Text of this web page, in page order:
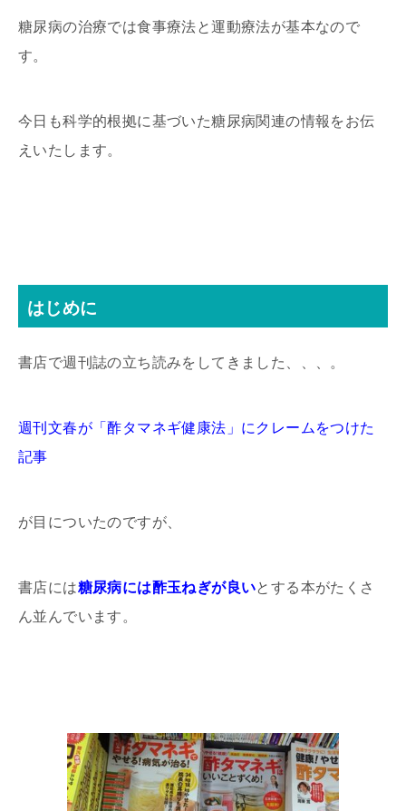
糖尿病の治療では食事療法と運動療法が基本なので
す。
今日も科学的根拠に基づいた糖尿病関連の情報をお伝
えいたします。
はじめに
書店で週刊誌の立ち読みをしてきました、、、。
週刊文春が「酢タマネギ健康法」にクレームをつけた
記事
が目についたのですが、
書店には糖尿病には酢玉ねぎが良いとする本がたくさ
ん並んでいます。